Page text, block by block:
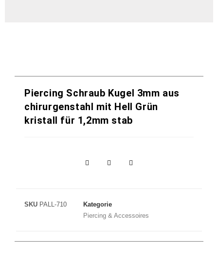
Piercing Schraub Kugel 3mm aus
chirurgenstahl mit Hell Grün
kristall für 1,2mm stab
SKU PALL-710
Kategorie
Piercing & Accessoires